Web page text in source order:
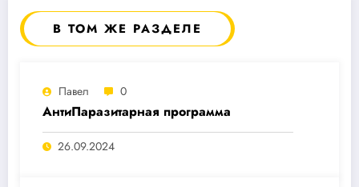
В ТОМ ЖЕ РАЗДЕЛЕ
Павел 0
АнтиПаразитарная программа
26.09.2024